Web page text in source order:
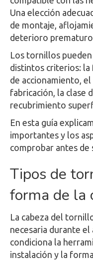
Una elección
de montaje,
deterioro prematuro
Los tornillos
distintos criterios: la
de accionamiento,
fabricación, la clase
recubrimiento
En esta guía
importantes y los
comprobar antes de
Tipos de
forma de la
La cabeza del
necesaria durante
condiciona la
instalación y la